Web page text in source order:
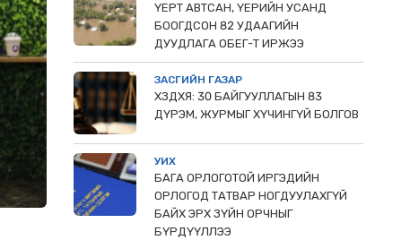
ҮЕРТ АВТСАН, ҮЕРИЙН УСАНД
БООГДСОН 82 УДААГИЙН
ДУУДЛАГА ОБЕГ-Т ИРЖЭЭ
ЗАСГИЙН ГАЗАР
ХЗДХЯ: 30 БАЙГУУЛЛАГЫН 83
ДҮРЭМ, ЖУРМЫГ ХҮЧИНГҮЙ БОЛГОВ
УИХ
БАГА ОРЛОГОТОЙ ИРГЭДИЙН
ОРЛОГОД ТАТВАР НОГДУУЛАХГҮЙ
БАЙХ ЭРХ ЗҮЙН ОРЧНЫГ
БҮРДҮҮЛЛЭЭ